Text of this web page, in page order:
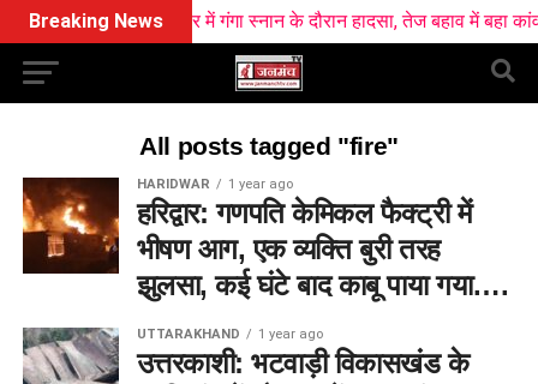
Breaking Newsहरिद्वार में गंगा स्नान के दौरान हादसा, तेज बहाव में बहा
All posts tagged "fire"
HARIDWAR 1 year ago
हरिद्वार: गणपति केमिकल फैक्ट्री में
भीषण आग, एक व्यक्ति बुरी तरह
झुलसा, कई घंटे बाद काबू पाया गया….
UTTARAKHAND 1 year ago
उत्तरकाशी: भटवाड़ी विकासखंड के